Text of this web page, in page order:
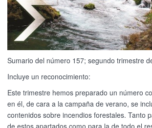
Sumario del número 157; segundo trimestre
Incluye un reconocimiento:
Este trimestre hemos preparado un número
en él, de cara a la campaña de verano, se
contenidos sobre incendios forestales. Tanto
de estos apartados como para la de todo el